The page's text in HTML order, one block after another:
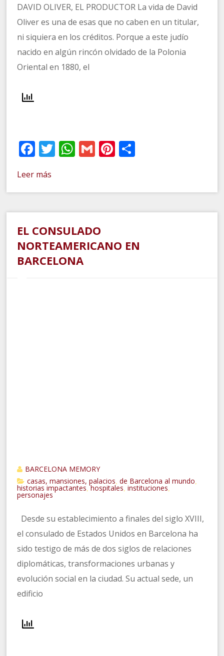
DAVID OLIVER, EL PRODUCTOR La vida de David
Oliver es una de esas que no caben en un titular,
ni siquiera en los créditos. Porque a este judío
nacido en algún rincón olvidado de la Polonia
Oriental en 1880, el
Facebook
Twitter
WhatsApp
GmailPinterest
Leer más
EL CONSULADO
NORTEAMERICANO EN
BARCELONA
BARCELONA MEMORY
casas, mansiones, palacios
,de Barcelona al mundo
historias impactantes hospitales ,instituciones
personajes
Desde su establecimiento a finales del siglo XVIII,
el consulado de Estados Unidos en Barcelona ha
sido testigo de más de dos siglos de relaciones
diplomáticas, transformaciones urbanas y
evolución social en la ciudad. Su actual sede, un
edificio